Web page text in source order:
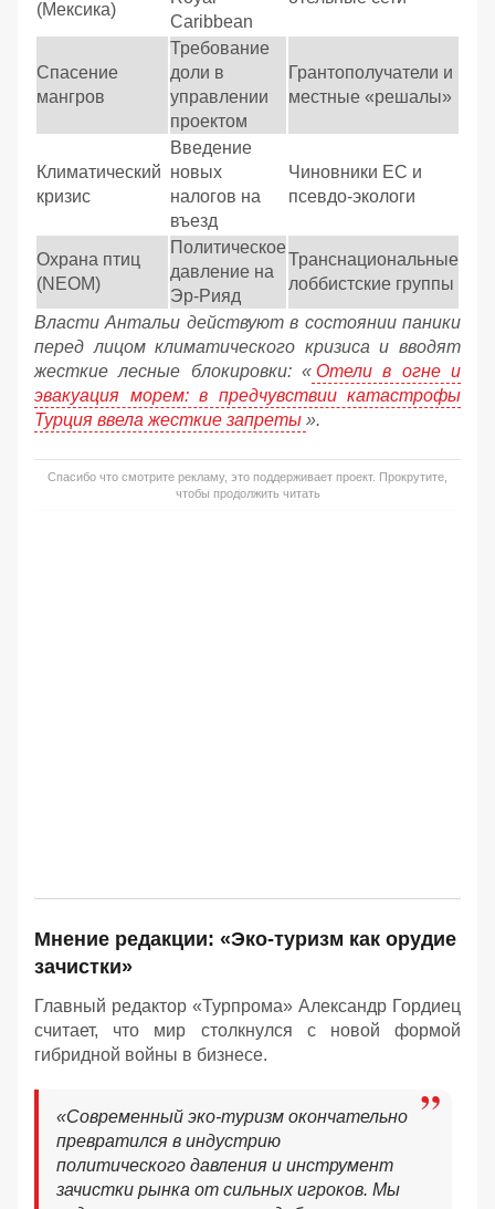
(Мексика)
Caribbean
Спасение
мангров
Требование
доли в
управлении
проектом
Грантополучатели и
местные «решалы»
Климатический
кризис
Введение
новых
налогов на
въезд
Чиновники ЕС и
псевдо-экологи
Охрана птиц
(NEOM)
Политическое
давление на
Эр-Рияд
Транснациональные
лоббистские группы
Власти Антальи действуют в состоянии паники
перед лицом климатического кризиса и вводят
жесткие лесные блокировки: « Отели в огне и
эвакуация морем: в предчувствии катастрофы
Турция ввела жесткие запреты ».
Спасибо что смотрите рекламу, это поддерживает проект. Прокрутите,
чтобы продолжить читать
Мнение редакции: «Эко-туризм как орудие
зачистки»
Главный редактор «Турпрома» Александр Гордиец
считает, что мир столкнулся с новой формой
гибридной войны в бизнесе.
«Современный эко-туризм окончательно
превратился в индустрию
политического давления и инструмент
зачистки рынка от сильных игроков. Мы